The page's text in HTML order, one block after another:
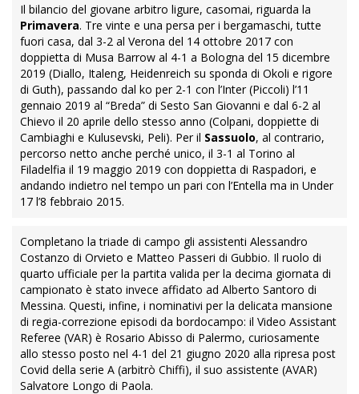
Il bilancio del giovane arbitro ligure, casomai, riguarda la
Primavera. Tre vinte e una persa per i bergamaschi, tutte
fuori casa, dal 3-2 al Verona del 14 ottobre 2017 con
doppietta di Musa Barrow al 4-1 a Bologna del 15 dicembre
2019 (Diallo, Italeng, Heidenreich su sponda di Okoli e rigore
di Guth), passando dal ko per 2-1 con l’Inter (Piccoli) l’11
gennaio 2019 al “Breda” di Sesto San Giovanni e dal 6-2 al
Chievo il 20 aprile dello stesso anno (Colpani, doppiette di
Cambiaghi e Kulusevski, Peli). Per il Sassuolo, al contrario,
percorso netto anche perché unico, il 3-1 al Torino al
Filadelfia il 19 maggio 2019 con doppietta di Raspadori, e
andando indietro nel tempo un pari con l’Entella ma in Under
17 l’8 febbraio 2015.
Completano la triade di campo gli assistenti Alessandro
Costanzo di Orvieto e Matteo Passeri di Gubbio. Il ruolo di
quarto ufficiale per la partita valida per la decima giornata di
campionato è stato invece affidato ad Alberto Santoro di
Messina. Questi, infine, i nominativi per la delicata mansione
di regia-correzione episodi da bordocampo: il Video Assistant
Referee (VAR) è Rosario Abisso di Palermo, curiosamente
allo stesso posto nel 4-1 del 21 giugno 2020 alla ripresa post
Covid della serie A (arbitrò Chiffi), il suo assistente (AVAR)
Salvatore Longo di Paola.